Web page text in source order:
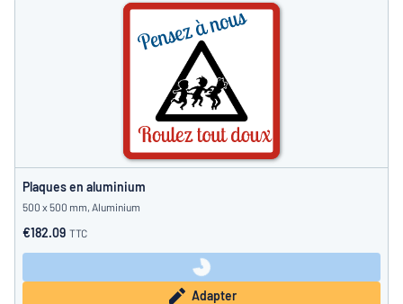
Plaques en aluminium
500 x 500 mm, Aluminium
€182.09 TTC
Adapter